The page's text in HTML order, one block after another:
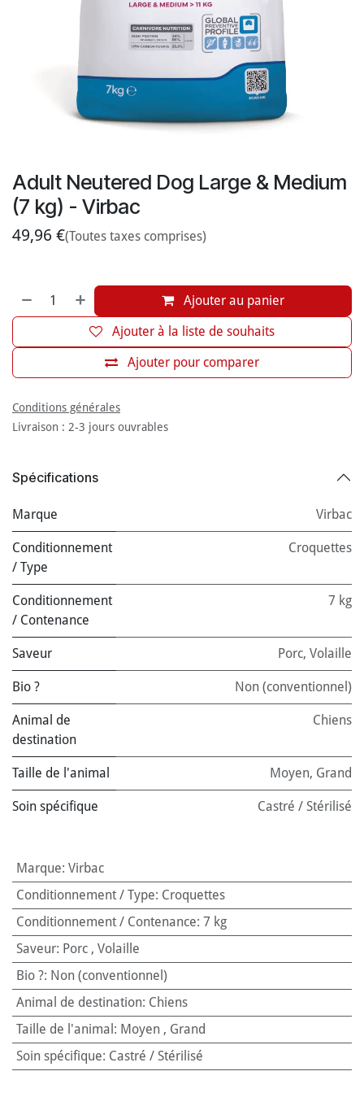
Adult Neutered Dog Large & Medium
(7 kg) - Virbac
49,96 €(Toutes taxes comprises)
Ajouter au panier
Ajouter pour comparer
Ajouter à la liste de souhaits
Conditions générales
Livraison : 2-3 jours ouvrables
Spécifications
Marque Virbac
Conditionnement
/ Type
Croquettes
Conditionnement
/ Contenance
7 kg
Saveur Porc, Volaille
Bio ? Non (conventionnel)
Animal de
destination
Chiens
Taille de l'animal Moyen, Grand
Soin spécifique Castré / Stérilisé
Marque: Virbac
Conditionnement / Type: Croquettes
Conditionnement / Contenance: 7 kg
Saveur: Porc, Volaille
Bio ?: Non (conventionnel)
Animal de destination: Chiens
Taille de l'animal : Moyen, Grand
Soin spécifique: Castré / Stérilisé